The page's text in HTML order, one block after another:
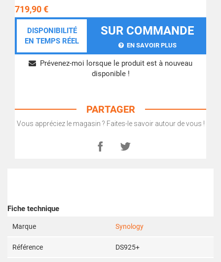
719,90 €
DISPONIBILITÉ
EN TEMPS RÉEL
SUR COMMANDE
EN SAVOIR PLUS
Prévenez-moi lorsque le produit est à nouveau
disponible !
PARTAGER
Vous appréciez le magasin ? Faites-le savoir autour de vous !
Fiche technique
Marque Synology
Référence DS925+